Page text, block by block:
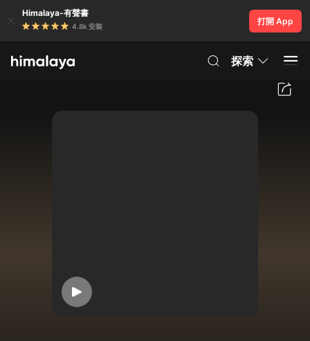
Himalaya-有聲書
4.8k 安裝
打開 App
探索